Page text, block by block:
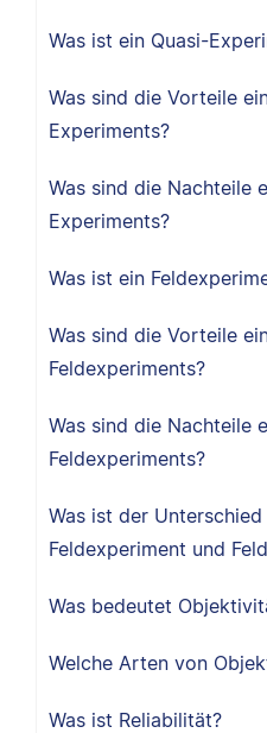
Was ist ein Quasi-
Was sind die Vorteile
Experiments?
Was sind die Nachteile
Experiments?
Was ist ein
Was sind die Vorteile
Feldexperiments?
Was sind die Nachteile
Feldexperiments?
Was ist der
Feldexperiment und
Was bedeutet
Welche Arten von
Was ist Reliabilität?